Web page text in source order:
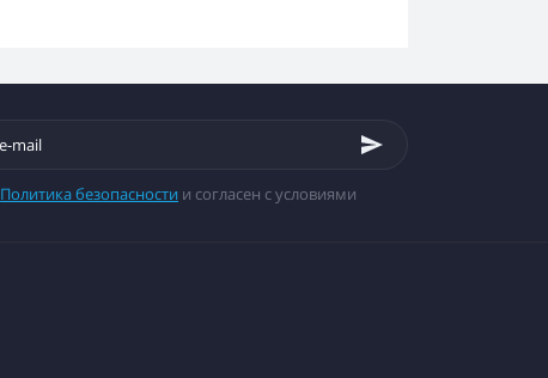
Политика безопасности и согласен с условиями